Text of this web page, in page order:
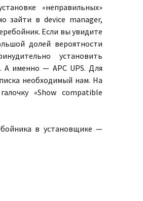
«неправильных»
зайти в device manager,
Если вы увидите
долей вероятности
установить
А именно — APC UPS. Для
необходимый нам. На
«Show compatible
в установщике —